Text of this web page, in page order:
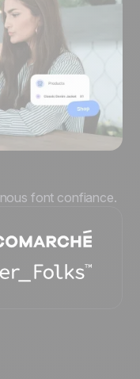
nous font confiance.